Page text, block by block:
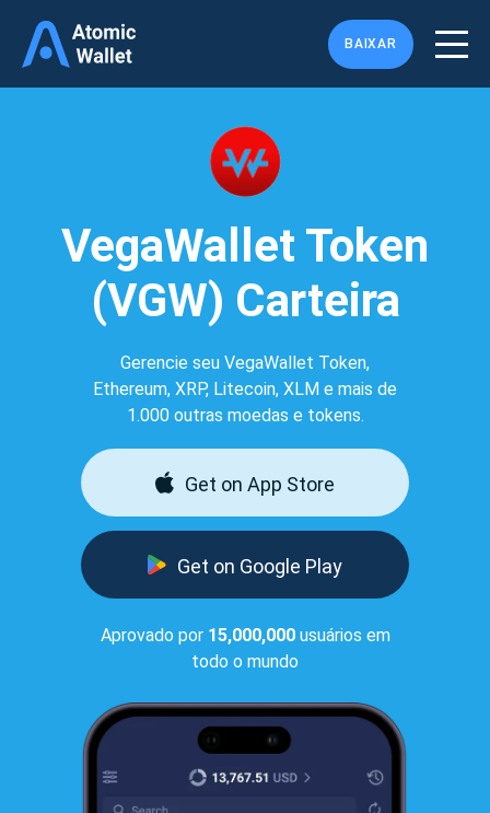
BAIXAR
VegaWallet Token
(VGW) Carteira
Gerencie seu VegaWallet Token,
Ethereum, XRP, Litecoin, XLM e mais de
1.000 outras moedas e tokens.
Get on App Store
Get on Google Play
Aprovado por 15,000,000usuários em
todo o mundo